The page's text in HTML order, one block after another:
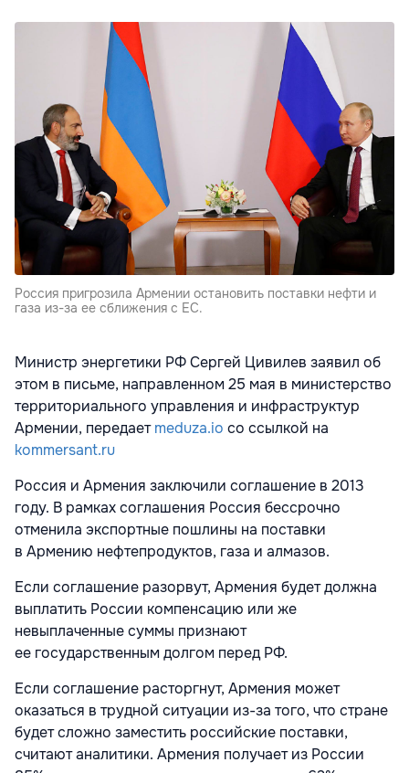
Россия пригрозила Армении остановить поставки нефти и
газа из-за ее сближения с ЕС.
Министр энергетики РФ Сергей Цивилев заявил об
этом в письме, направленном 25 мая в министерство
территориального управления и инфраструктур
Армении, передаетmeduza.io со ссылкой на
kommersant.ru
Россия и Армения заключили соглашение в 2013
году. В рамках соглашения Россия бессрочно
отменила экспортные пошлины на поставки
в Армению нефтепродуктов, газа и алмазов.
Если соглашение разорвут, Армения будет должна
выплатить России компенсацию или же
невыплаченные суммы признают
ее государственным долгом перед РФ.
Если соглашение расторгнут, Армения может
оказаться в трудной ситуации из-за того, что стране
будет сложно заместить российские поставки,
считают аналитики. Армения получает из России